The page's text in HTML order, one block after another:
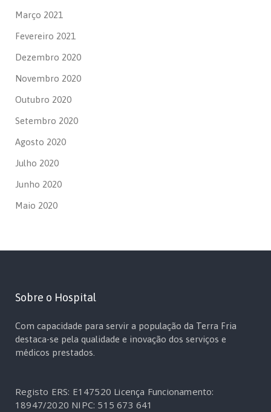
Março 2021
Fevereiro 2021
Dezembro 2020
Novembro 2020
Outubro 2020
Setembro 2020
Agosto 2020
Julho 2020
Junho 2020
Maio 2020
Sobre o Hospital
Com capacidade para servir a população da Terra Fria
destaca-se pela qualidade e inovação dos serviços e
médicos prestados.
Registo ERS: E147520 Licença Funcionamento:
18947/2020 NIPC: 515 673 641